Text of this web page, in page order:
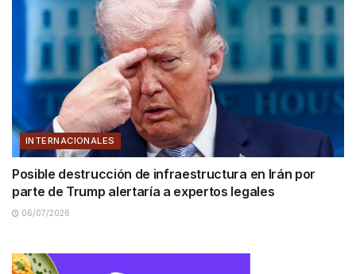
INTERNACIONALES
Posible destrucción de infraestructura en Irán por
parte de Trump alertaría a expertos legales
06/07/2026